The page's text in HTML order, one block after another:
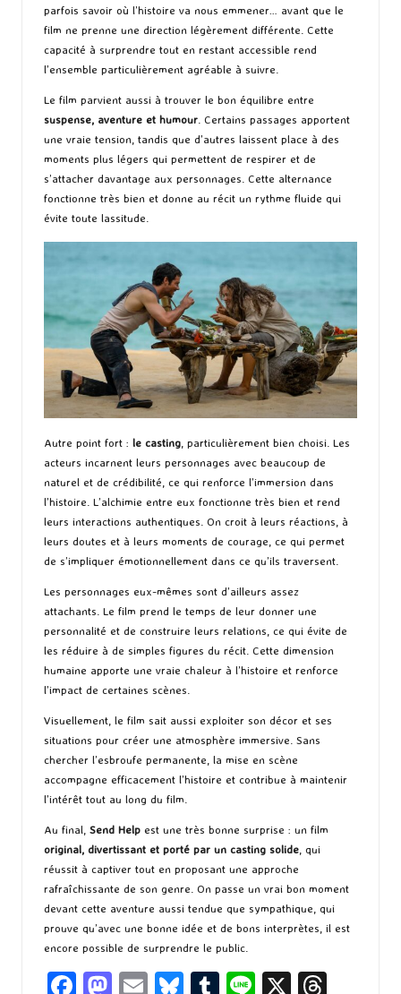
parfois savoir où l’histoire va nous emmener… avant que le
film ne prenne une direction légèrement différente. Cette
capacité à surprendre tout en restant accessible rend
l’ensemble particulièrement agréable à suivre.
Le film parvient aussi à trouver le bon équilibre entre
suspense, aventure et humour . Certains passages apportent
une vraie tension, tandis que d’autres laissent place à des
moments plus légers qui permettent de respirer et de
s’attacher davantage aux personnages. Cette alternance
fonctionne très bien et donne au récit un rythme fluide qui
évite toute lassitude.
Autre point fort : le casting , particulièrement bien choisi. Les
acteurs incarnent leurs personnages avec beaucoup de
naturel et de crédibilité, ce qui renforce l’immersion dans
l’histoire. L’alchimie entre eux fonctionne très bien et rend
leurs interactions authentiques. On croit à leurs réactions, à
leurs doutes et à leurs moments de courage, ce qui permet
de s’impliquer émotionnellement dans ce qu’ils traversent.
Les personnages eux-mêmes sont d’ailleurs assez
attachants. Le film prend le temps de leur donner une
personnalité et de construire leurs relations, ce qui évite de
les réduire à de simples figures du récit. Cette dimension
humaine apporte une vraie chaleur à l’histoire et renforce
l’impact de certaines scènes.
Visuellement, le film sait aussi exploiter son décor et ses
situations pour créer une atmosphère immersive. Sans
chercher l’esbroufe permanente, la mise en scène
accompagne efficacement l’histoire et contribue à maintenir
l’intérêt tout au long du film.
Au final, Send Help est une très bonne surprise : un film
original, divertissant et porté par un casting solide , qui
réussit à captiver tout en proposant une approche
rafraîchissante de son genre. On passe un vrai bon moment
devant cette aventure aussi tendue que sympathique, qui
prouve qu’avec une bonne idée et de bons interprètes, il est
encore possible de surprendre le public.
Fa M E Bl T Li X